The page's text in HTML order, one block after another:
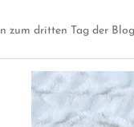
zum dritten Tag der